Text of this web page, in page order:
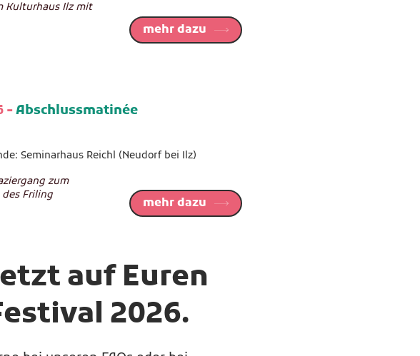
Kulturhaus Ilz mit
mehr dazu
-Abschlussmatinée
Seminarhaus Reichl (Neudorf bei Ilz)
zum
Friling
mehr dazu
auf Euren
2026.